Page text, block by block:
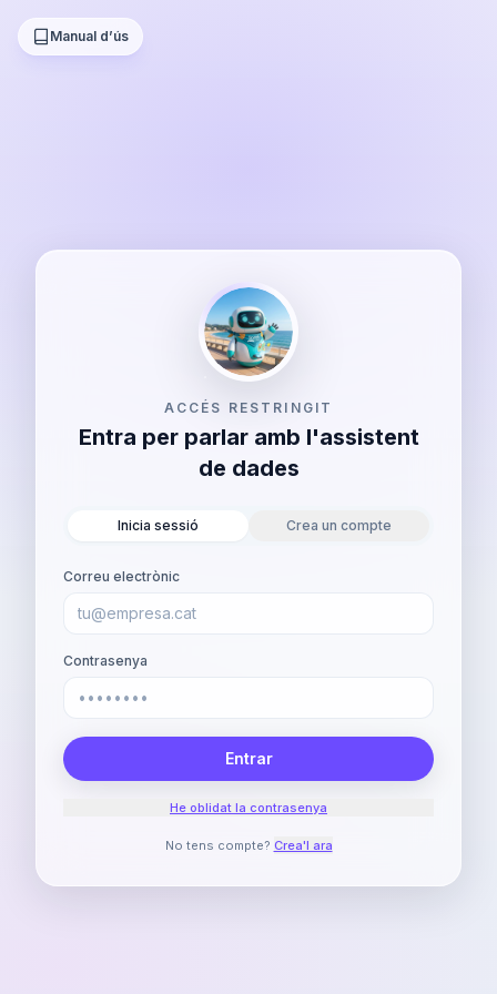
Manual d’ús
ACCÉS RESTRINGIT
Entra per parlar amb l'assistent
de dades
Inicia sessió Crea un compte
Correu electrònic
Contrasenya
Entrar
He oblidat la contrasenya
No tens compte? Crea'l ara